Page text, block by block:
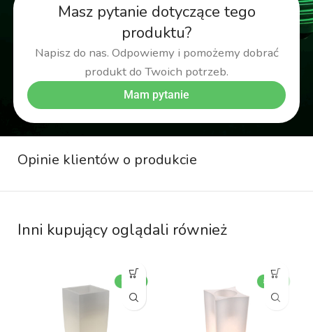
Masz pytanie dotyczące tego
produktu?
Napisz do nas. Odpowiemy i pomożemy dobrać
produkt do Twoich potrzeb.
Mam pytanie
Opinie klientów o produkcie
Inni kupujący oglądali również